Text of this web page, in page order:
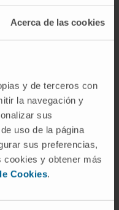
Acerca de las cookies
y de terceros con
la navegación y
sus
uso de la página
sus preferencias,
cookies y obtener más
Cookies.
em geral, uma
em plena
hérnia
e a técnica de